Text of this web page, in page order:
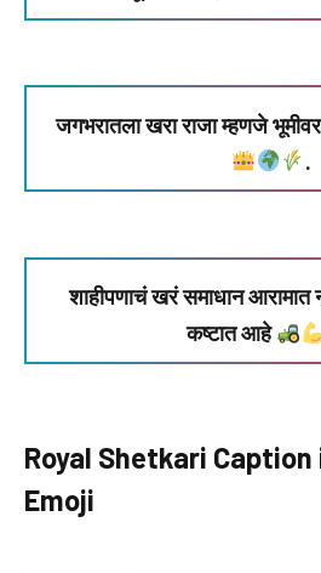
जगभरातला खरा राजा म्हणजे
.
शाहीपणाचं खरं समाधान आरामात
कष्टात आहे
Royal Shetkari
Emoji